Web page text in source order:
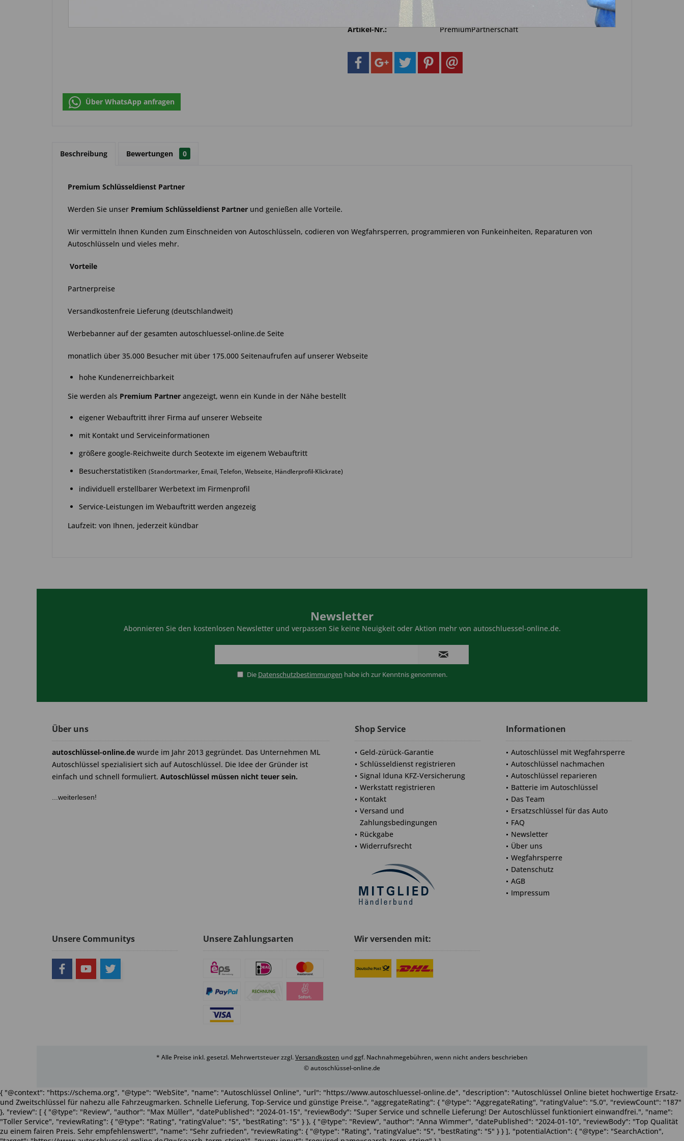
Fragen zum Artikel?
Artikel-Nr.: PremiumPartnerschaft
Über WhatsApp anfragen
Beschreibung Bewertungen 0
Premium Schlüsseldienst Partner
Werden Sie unser Premium Schlüsseldienst Partner und genießen alle Vorteile.
Wir vermitteln Ihnen Kunden zum Einschneiden von Autoschlüsseln, codieren von Wegfahrsperren, programmieren von Funkeinheiten, Reparaturen von
Autoschlüsseln und vieles mehr.
Vorteile
Partnerpreise
Versandkostenfreie Lieferung (deutschlandweit)
Werbebanner auf der gesamten autoschluessel-online.de Seite
monatlich über 35.000 Besucher mit über 175.000 Seitenaufrufen auf unserer Webseite
hohe Kundenerreichbarkeit
Sie werden als Premium Partner angezeigt, wenn ein Kunde in der Nähe bestellt
eigener Webauftritt ihrer Firma auf unserer Webseite
mit Kontakt und Serviceinformationen
größere google-Reichweite durch Seotexte im eigenem Webauftritt
Besucherstatistiken (Standortmarker, Email, Telefon, Webseite, Händlerprofil-Klickrate)
individuell erstellbarer Werbetext im Firmenprofil
Service-Leistungen im Webauftritt werden angezeig
Laufzeit: von Ihnen, jederzeit kündbar
Newsletter
Abonnieren Sie den kostenlosen Newsletter und verpassen Sie keine Neuigkeit oder Aktion mehr von autoschluessel-online.de.
Die Datenschutzbestimmungen habe ich zur Kenntnis genommen.
Über uns
autoschlüssel-online.de wurde im Jahr 2013 gegründet. Das Unternehmen ML
Autoschlüssel spezialisiert sich auf Autoschlüssel. Die Idee der Gründer ist
einfach und schnell formuliert. Autoschlüssel müssen nicht teuer sein.
...weiterlesen!
Shop Service
Geld-zürück-Garantie
Schlüsseldienst registrieren
Signal Iduna KFZ-Versicherung
Werkstatt registrieren
Kontakt
Versand und
Zahlungsbedingungen
Rückgabe
Widerrufsrecht
Informationen
Autoschlüssel mit Wegfahrsperre
Autoschlüssel nachmachen
Autoschlüssel reparieren
Batterie im Autoschlüssel
Das Team
Ersatzschlüssel für das Auto
FAQ
Newsletter
Über uns
Wegfahrsperre
Datenschutz
AGB
Impressum
Unsere Communitys Unsere Zahlungsarten Wir versenden mit:
* Alle Preise inkl. gesetzl. Mehrwertsteuer zzgl.Versandkosten und ggf. Nachnahmegebühren, wenn nicht anders beschrieben
© autoschlüssel-online.de
{ "@context": "https://schema.org", "@type": "WebSite", "name": "Autoschlüssel Online", "url": "https://www.autoschluessel-online.de", "description": "Autoschlüssel Online bietet hochwertige Ersatz-
und Zweitschlüssel für nahezu alle Fahrzeugmarken. Schnelle Lieferung, Top-Service und günstige Preise.", "aggregateRating": { "@type": "AggregateRating", "ratingValue": "5.0", "reviewCount": "187"
}, "review": [ { "@type": "Review", "author": "Max Müller", "datePublished": "2024-01-15", "reviewBody": "Super Service und schnelle Lieferung! Der Autoschlüssel funktioniert einwandfrei.", "name":
"Toller Service", "reviewRating": { "@type": "Rating", "ratingValue": "5", "bestRating": "5" } }, { "@type": "Review", "author": "Anna Wimmer", "datePublished": "2024-01-10", "reviewBody": "Top Qualität
zu einem fairen Preis. Sehr empfehlenswert!", "name": "Sehr zufrieden", "reviewRating": { "@type": "Rating", "ratingValue": "5", "bestRating": "5" } } ], "potentialAction": { "@type": "SearchAction",